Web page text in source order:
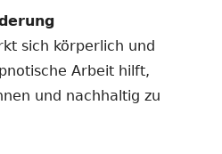
sich körperlich und
Arbeit hilft,
und nachhaltig zu